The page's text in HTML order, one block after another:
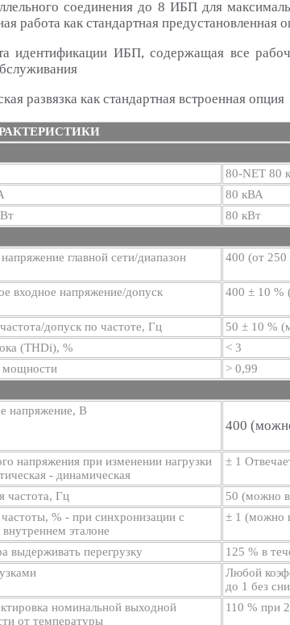
соединения до 8 ИБП для
работа как стандартная предустановленная
идентификации ИБП, содержащая все
развязка как стандартная встроенная опция
80-NET 80
80 кВА
80 кВт
главной сети/диапазон
400 (от 250
входное напряжение/допуск
400 ± 10 %
допуск по частоте, Гц
50 ± 10 %
(THDi), %
< 3
мощности
> 0,99
напряжение, В
400
напряжения при изменении нагрузки
- динамическая
± 1
частота, Гц
50 (можно
% - при синхронизации с
эталоне
± 1 (можно
выдерживать перегрузку
125 % в
Любой
до 1 без
номинальной выходной
от температуры
110 % при